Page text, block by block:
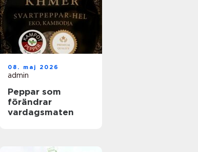
08. maj 2026
admin
Peppar som
förändrar
vardagsmaten